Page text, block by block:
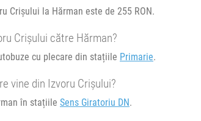
circulație:
M J V S D
Crișului la Hărman este de 255 RON.
Crișului către Hărman?
cu plecare din stațiile Primarie.
vine din Izvoru Crișului?
în stațiile Sens Giratoriu DN.